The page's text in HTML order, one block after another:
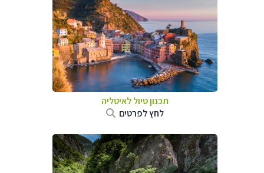
תכנון טיול לאיטליה
לחץ לפרטים